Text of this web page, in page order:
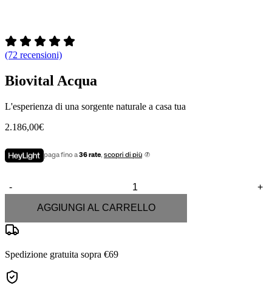
(72 recensioni)
Biovital Acqua
L'esperienza di una sorgente naturale a casa tua
2.186,00€
paga fino a36 rate, scopri di più
-
Biovital
+
AGGIUNGI AL CARRELLO
Spedizione gratuita sopra €69